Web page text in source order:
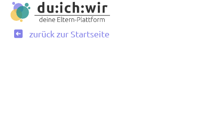
zurück zur Startseite